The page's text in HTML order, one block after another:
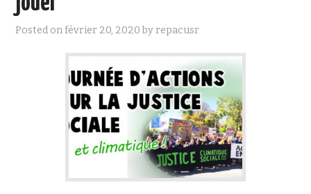
Posted onfévrier 20, 2020 byrepacusr